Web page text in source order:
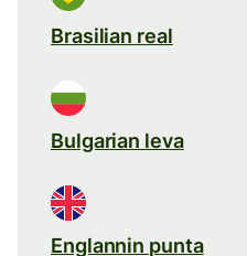
Brasilian real
Bulgarian leva
Englannin punta